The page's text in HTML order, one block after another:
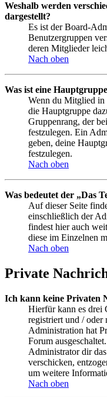
Weshalb werden
dargestellt?
Es ist der Board-
Benutzergruppen
deren Mitglieder
Nach oben
Was ist eine
Wenn du Mitglied in
die Hauptgruppe
Gruppenrang, der
festzulegen. Ein
geben, deine
festzulegen.
Nach oben
Was bedeutet der „Das
Auf dieser Seite
einschließlich der
findest hier auch
diese im Einzelnen
Nach oben
Private
Ich kann keine Privaten
Hierfür kann es drei
registriert und / oder
Administration hat
Forum
Administrator dir
verschicken,
um weitere
Nach oben